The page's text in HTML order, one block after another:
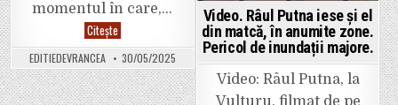
momentul în care,…
CiteșteVideo.
Clipa
în
care
locomotiva
a
izbit
EDITIEDEVRANCEA 30/05/2025
Video. Râul Putna iese și el
din matcă, în anumite zone.
Pericol de inundații majore.
Video: Râul Putna, la
Vulturu, filmat de pe